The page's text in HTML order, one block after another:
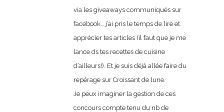
via les giveaways communiqués sur
facebook… j’ai pris le temps de lire et
apprécier tes articles (il faut que je me
lance ds tes recettes de cuisine
d’ailleurs!). Et je suis déjà allée faire du
repérage sur Croissant de lune.
Je peux imaginer la gestion de ces
concours compte tenu du nb de